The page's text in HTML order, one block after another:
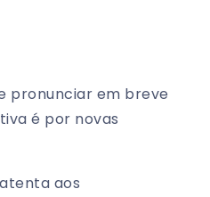
pronunciar em breve
é por novas
aos